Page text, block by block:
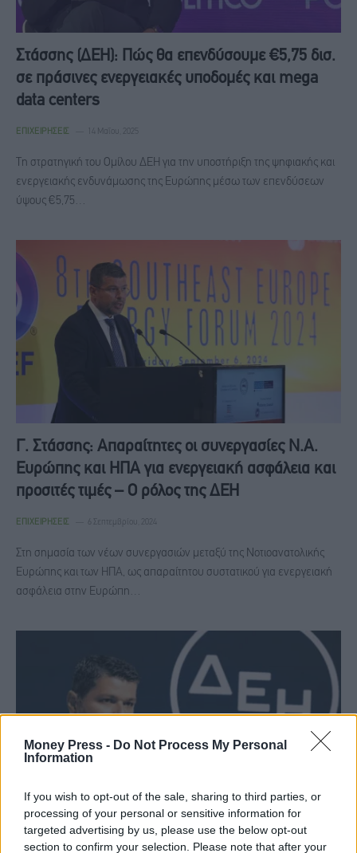
Money Press - Do Not Process My Personal
Information
If you wish to opt-out of the sale, sharing to third parties, or
processing of your personal or sensitive information for
targeted advertising by us, please use the below opt-out
section to confirm your selection. Please note that after your
Στάσσης (ΔΕΗ): Πώς θα επενδύσουμε €5,75 δισ.
σε πράσινες ενεργειακές υποδομές και mega
data centers
ΕΠΙΧΕΙΡΉΣΕΙΣ 14 Μαΐου, 2025
Τη στρατηγική του Ομίλου ΔΕΗ για την υποστήριξη της ψηφιακής και
ενεργειακής ενδυνάμωσης της Ευρώπης μέσω των επενδύσεων
ύψους €5,75…
Γ. Στάσσης: Απαραίτητες οι συνεργασίες Ν.Α.
Ευρώπης και ΗΠΑ για ενεργειακή ασφάλεια και
προσιτές τιμές – O ρόλος της ΔΕΗ
ΕΠΙΧΕΙΡΉΣΕΙΣ 6 Σεπτεμβρίου, 2024
Στη σημασία των νέων συνεργασιών μεταξύ της Νοτιοανατολικής
Ευρώπης και των ΗΠΑ, ως απαραίτητου συστατικού για ενεργειακή
ασφάλεια στην Ευρώπη…
Γ. Στάσσης: Bελτίωση επιδόσεων για τη ΔΕΗ με